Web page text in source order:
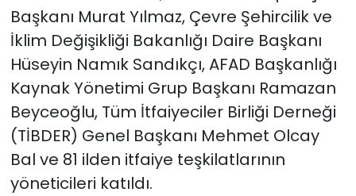
Başkanı Murat Yılmaz, Çevre Şehircilik ve
İklim Değişikliği Bakanlığı Daire Başkanı
Hüseyin Namık Sandıkçı, AFAD Başkanlığı
Kaynak Yönetimi Grup Başkanı Ramazan
Beyceoğlu, Tüm İtfaiyeciler Birliği Derneği
(TİBDER) Genel Başkanı Mehmet Olcay
Bal ve 81 ilden itfaiye teşkilatlarının
yöneticileri katıldı.